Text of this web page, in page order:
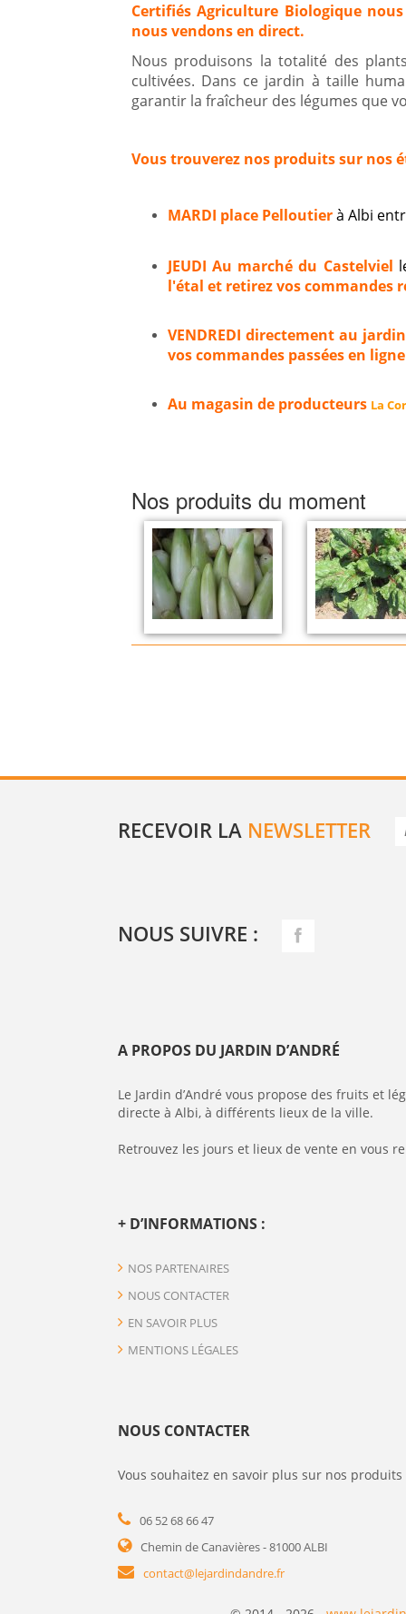
Certifiés Agriculture Biologique
nous vendons en direct.
Nous produisons la totalité des
cultivées. Dans ce jardin à taille
garantir la fraîcheur des légumes que
Vous trouverez nos produits sur nos
MARDI place Pelloutierà Albi
JEUDI Au marché du Castelviel
l'étal et retirez vos commandes
VENDREDI directement au
vos commandes passées en ligne
Au magasin de producteurs La
Nos produits du moment
RECEVOIR LA NEWSLETTER
NOUS SUIVRE :
A PROPOS DU JARDIN D’ANDRÉ
Le Jardin d’André vous propose des fruits et
directe à Albi, à différents lieux de la ville.
Retrouvez les jours et lieux de vente en vous
+ D’INFORMATIONS :
NOS PARTENAIRES
NOUS CONTACTER
EN SAVOIR PLUS
MENTIONS LÉGALES
NOUS CONTACTER
Vous souhaitez en savoir plus sur nos
06 52 68 66 47
Chemin de Canavières - 81000 ALBI
contact@lejardindandre.fr